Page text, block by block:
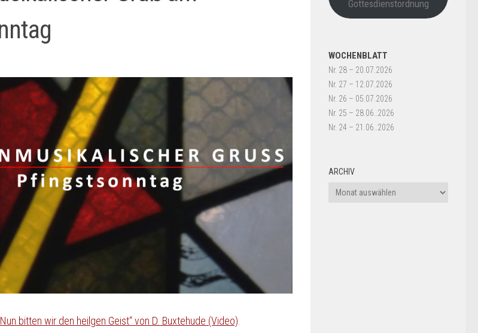
bitten wir den heilgen Geist“ von D. Buxtehude (Video)
Gottesdienstordnung
WOCHENBLATT
Nr. 28 – 20.07.2026
Nr. 27 – 12.07.2026
Nr. 26 – 05.07.2026
Nr. 25 – 28.06..2026
Nr. 24 – 21.06..2026
ARCHIV
Archiv